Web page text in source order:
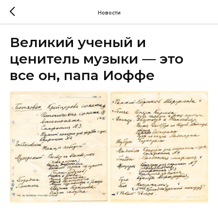
Новости
Великий ученый и
ценитель музыки — это
все он, папа Иоффе